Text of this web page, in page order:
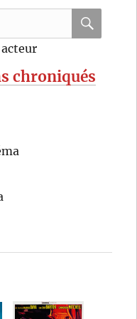
de
Garson
chroniqués